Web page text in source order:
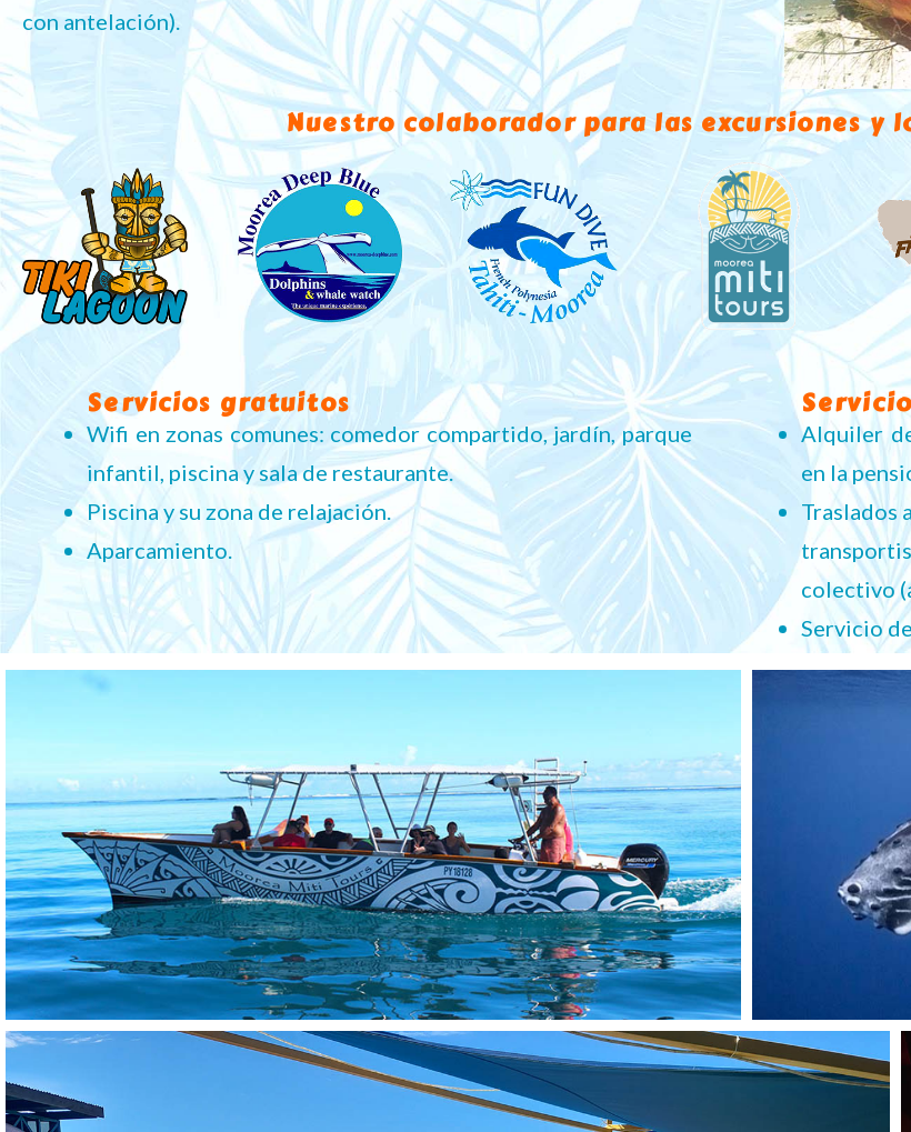
con antelación).
Nuestro colaborador para las excursiones y
Servicios gratuitos
Wifi en zonas comunes: comedor compartido, jardín, parque
infantil, piscina y sala de restaurante.
Piscina y su zona de relajación.
Aparcamiento.
Alquiler
en la
Traslados
colectivo
Servicio